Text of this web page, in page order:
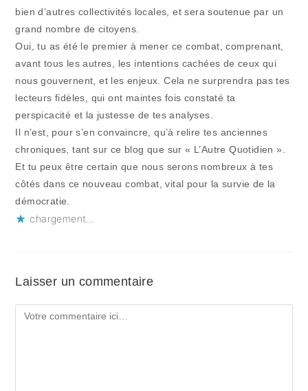
bien d’autres collectivités locales, et sera soutenue par un
grand nombre de citoyens.
Oui, tu as été le premier à mener ce combat, comprenant,
avant tous les autres, les intentions cachées de ceux qui
nous gouvernent, et les enjeux. Cela ne surprendra pas tes
lecteurs fidèles, qui ont maintes fois constaté ta
perspicacité et la justesse de tes analyses.
Il n’est, pour s’en convaincre, qu’à relire tes anciennes
chroniques, tant sur ce blog que sur « L’Autre Quotidien ».
Et tu peux être certain que nous serons nombreux à tes
côtés dans ce nouveau combat, vital pour la survie de la
démocratie.
chargement…
Laisser un commentaire
Comment